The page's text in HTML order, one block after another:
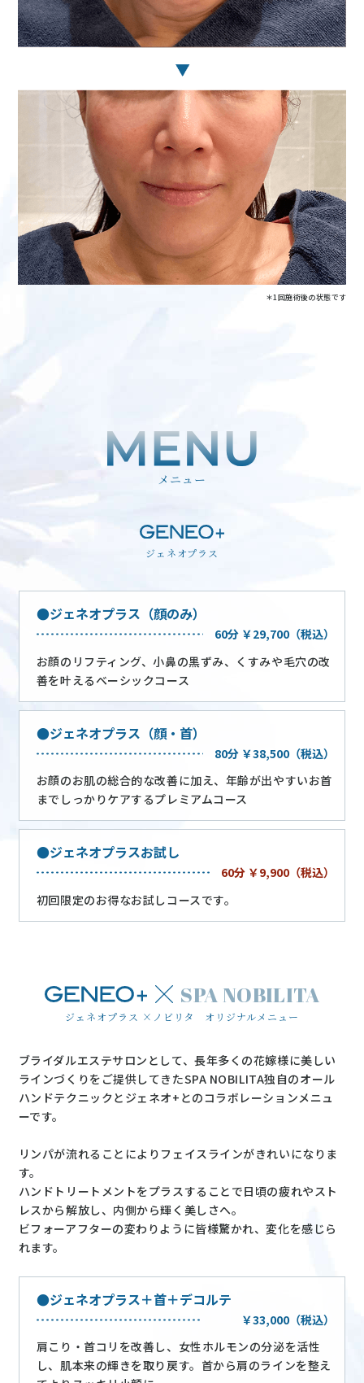
＊1回施術後の状態です
メニュー
ジェネオプラス
ジェネオプラス（顔のみ）
60分 ￥29,700（税込）
お顔のリフティング、小鼻の黒ずみ、くすみや毛穴の改
善を叶えるベーシックコース
ジェネオプラス（顔・首）
80分 ￥38,500（税込）
お顔のお肌の総合的な改善に加え、年齢が出やすいお首
までしっかりケアするプレミアムコース
ジェネオプラスお試し
60分 ￥9,900（税込）
初回限定のお得なお試しコースです。
SPA NOBILITA
ジェネオプラス ×ノビリタ オリジナルメニュー
ブライダルエステサロンとして、長年多くの花嫁様に美しい
ラインづくりをご提供してきたSPA NOBILITA独自のオール
ハンドテクニックとジェネオ+とのコラボレーションメニュ
ーです。
リンパが流れることによりフェイスラインがきれいになりま
す。
ハンドトリートメントをプラスすることで日頃の疲れやスト
レスから解放し、内側から輝く美しさへ。
ビフォーアフターの変わりように皆様驚かれ、変化を感じら
れます。
ジェネオプラス＋首＋デコルテ
￥33,000（税込）
肩こり・首コリを改善し、女性ホルモンの分泌を活性
し、肌本来の輝きを取り戻す。首から肩のラインを整え